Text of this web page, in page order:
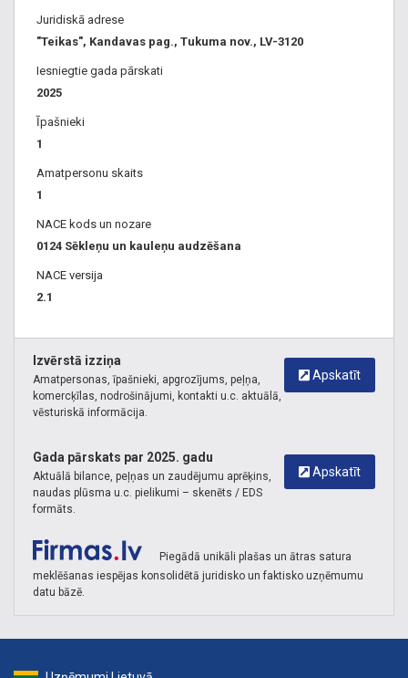
Juridiskā adrese
"Teikas", Kandavas pag., Tukuma nov., LV-3120
Iesniegtie gada pārskati
2025
Īpašnieki
1
Amatpersonu skaits
1
NACE kods un nozare
0124 Sēkleņu un kauleņu audzēšana
NACE versija
2.1
Apskatīt
Izvērstā izziņa
Amatpersonas, īpašnieki, apgrozījums, peļņa,
komercķīlas, nodrošinājumi, kontakti u.c. aktuālā,
vēsturiskā informācija.
Apskatīt
Gada pārskats par 2025. gadu
Aktuālā bilance, peļņas un zaudējumu aprēķins,
naudas plūsma u.c. pielikumi – skenēts / EDS
formāts.
Piegādā unikāli plašas un ātras satura
meklēšanas iespējas konsolidētā juridisko un faktisko uzņēmumu
datu bāzē.